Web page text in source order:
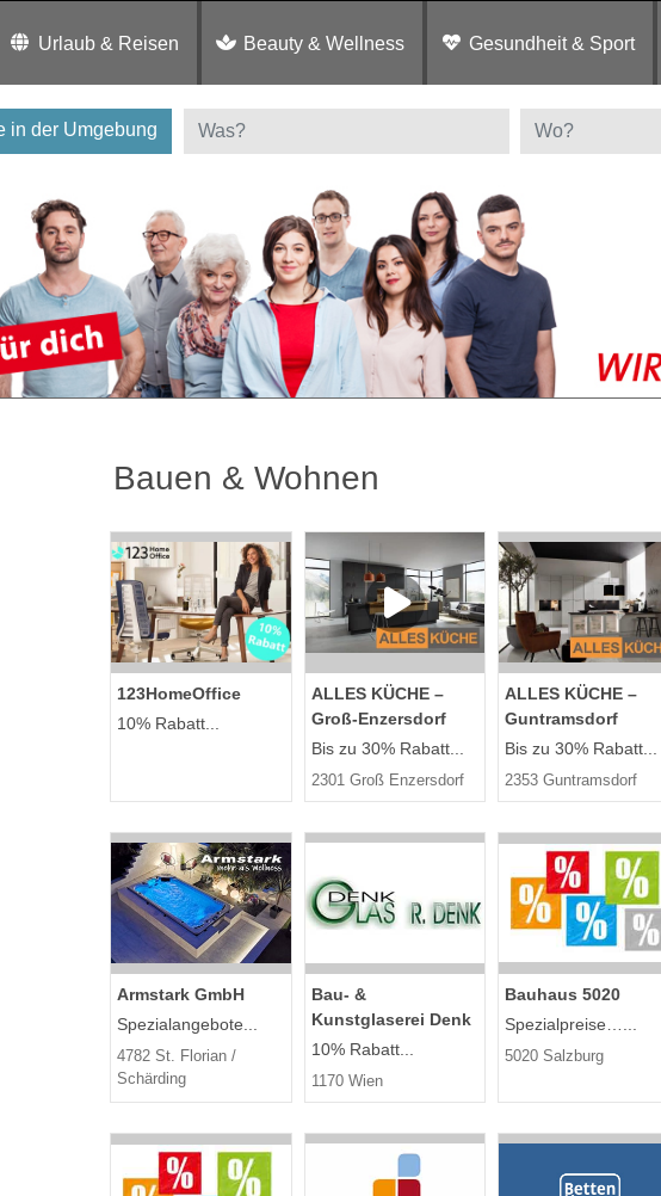
Urlaub & Reisen Beauty & Wellness Gesundheit & Sport
in der Umgebung
Bauen & Wohnen
123HomeOffice
10% Rabatt...
ALLES KÜCHE –
Groß-Enzersdorf
Bis zu 30% Rabatt...
2301 Groß Enzersdorf
ALLES KÜCHE –
Guntramsdorf
Bis zu 30% Rabatt...
2353 Guntramsdorf
Armstark GmbH
Spezialangebote...
4782 St. Florian /
Schärding
Bau- &
Kunstglaserei Denk
10% Rabatt...
1170 Wien
Bauhaus 5020
Spezialpreise…...
5020 Salzburg